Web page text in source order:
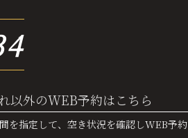
以外のWEB予約はこちら
を指定して、空き状況を確認しWEB予約